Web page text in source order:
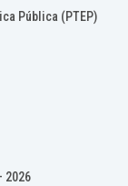
Pública (PTEP)
2026